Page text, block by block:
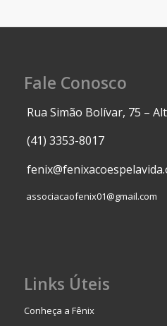
Fale Conosco
Rua Simão Bolívar, 75 –
(41) 3353-8017
associacaofenix01@gmail.com
Links Úteis
Conheça a Fênix